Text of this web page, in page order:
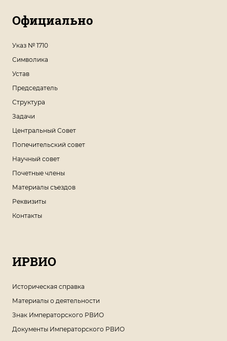
Официально
Указ № 1710
Символика
Устав
Председатель
Структура
Задачи
Центральный Совет
Попечительский совет
Научный совет
Почетные члены
Материалы съездов
Реквизиты
Контакты
ИРВИО
Историческая справка
Материалы о деятельности
Знак Императорского РВИО
Документы Императорского РВИО